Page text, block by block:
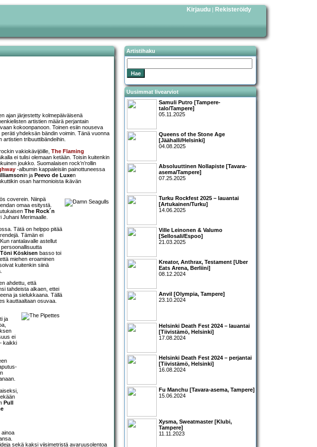
Kirjaudu | Rekisteröidy
ajan järjestetty kolmepäiväisenä
artistien määrä perjantain
kokoonpanoon. Toinen esiin nouseva
yhdeksän bändin voimin. Tänä vuonna
artistien tribuuttibändeihin.
vakiokävijöille, The Flaming
ei tulisi olemaan ketään. Toisin kuitenkin
joukko. Suomalaisen rock’n’rollin
-albumin kappaleisiin painottuneessa
in ja Peevo de Luxen
osan harmonioista ikävän
coverein. Niinpä
omaa esitystä.
The Rock´n
Juhani Merimaalle.
Tätä on helppo pitää
Tämän ei
rantalavalle astellut
Töni Köskisen basso toi
miehen eroaminen
kuitenkin siinä
ahdettu, että
tahdeista alkaen, ettei
ja sielukkaana. Tällä
kauttaaltaan osuvaa.
ja
ei
kaikki
Pull
ainoa
sekä kaksi viisimetristä avaruusolentoa
Artistihaku
Uusimmat livearviot
Samuli Putro [Tampere-
talo/Tampere]
05.11.2025
Queens of the Stone Age
[Jäähalli/Helsinki]
04.08.2025
Absoluuttinen Nollapiste [Tavara-
asema/Tampere]
07.25.2025
Turku Rockfest 2025 – lauantai
[Artukainen/Turku]
14.06.2025
Ville Leinonen & Valumo
[Sellosali/Espoo]
21.03.2025
Kreator, Anthrax, Testament [Uber
Eats Arena, Berliini]
08.12.2024
Anvil [Olympia, Tampere]
23.10.2024
Helsinki Death Fest 2024 – lauantai
[Tiivistämö, Helsinki]
17.08.2024
Helsinki Death Fest 2024 – perjantai
[Tiivistämö, Helsinki]
16.08.2024
Fu Manchu [Tavara-asema, Tampere]
15.06.2024
Xysma, Sweatmaster [Klubi,
Tampere]
11.11.2023